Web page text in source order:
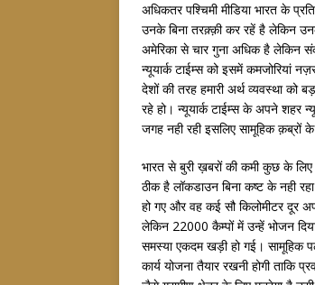
अधिकतर पश्चिमी मीडिया भारत के
उनके बिना तरक़्क़ी कर रहें है लेकिन
अमेरिका से चार गुना अधिक है लेकिन
न्यूयार्क टाईम्स को इसमें कमजोरियां
देशों की तरह हमारी अर्थ व्यवस्था को
रहे हो। न्यूयार्क टाईम्स के अपने शहर
जगह नही रही इसलिए सामूहिक क़ब्रों
भारत से बुरी ख़बरों की कमी कुछ के
ठीक है लॉकडाउन बिना कष्ट के नही
हो गए और वह कई सौ किलोमीटर दूर
लेकिन 22000 कैम्पों में उन्हें भोजन
समस्या एकदम खड़ी हो गई। सामूहिक
कार्य योजना तैयार रखनी होगी